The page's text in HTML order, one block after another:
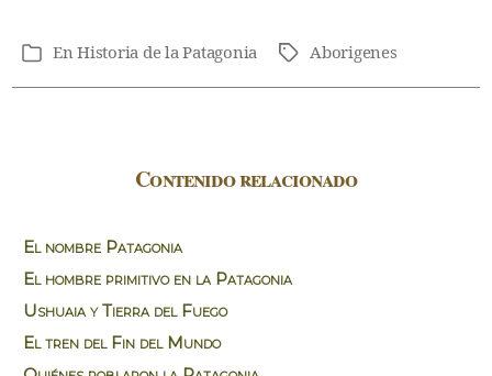
Categorías
EnHistoria de la Patagonia Etiquetas
Aborigenes
Contenido relacionado
El nombre Patagonia
El hombre primitivo en la Patagonia
Ushuaia y Tierra del Fuego
El tren del Fin del Mundo